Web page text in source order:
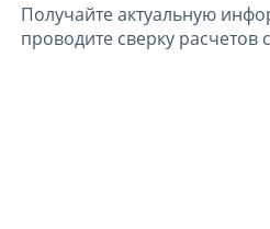
Получайте актуальную
проводите сверку